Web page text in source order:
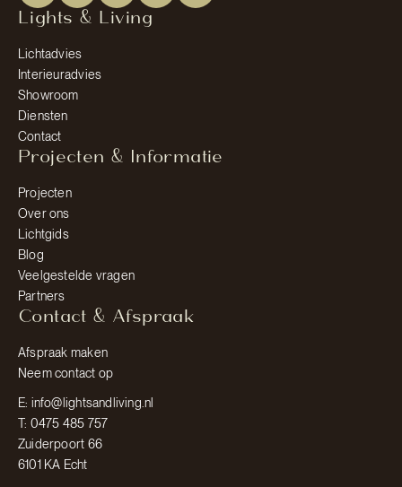
Lights & Living
Lichtadvies
Interieuradvies
Showroom
Diensten
Contact
Projecten & Informatie
Projecten
Over ons
Lichtgids
Blog
Veelgestelde vragen
Partners
Contact & Afspraak
Afspraak maken
Neem contact op
E: info@lightsandliving.nl
T: 0475 485 757
Zuiderpoort 66
6101 KA Echt